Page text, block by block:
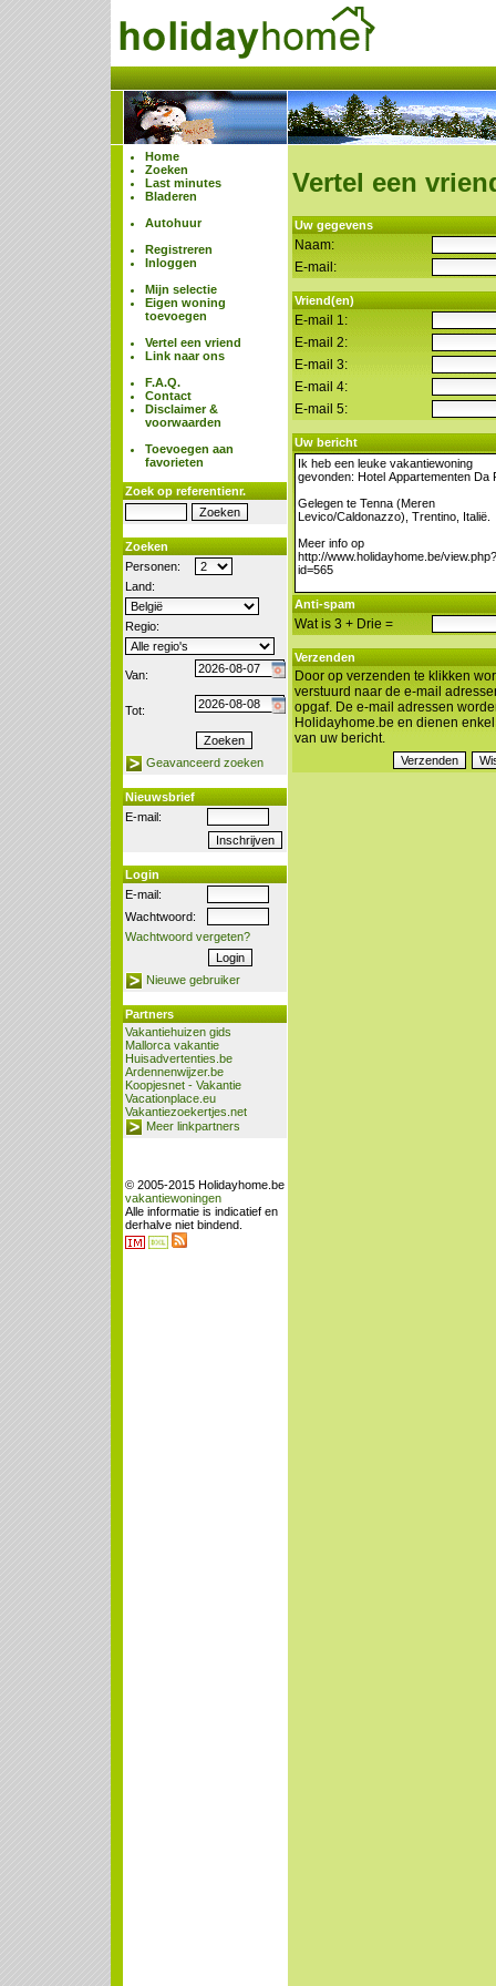
Home
Zoeken
Last minutes
Bladeren
Autohuur
Registreren
Inloggen
Mijn selectie
Eigen woning
toevoegen
Vertel een vriend
Link naar ons
F.A.Q.
Contact
Disclaimer &
voorwaarden
Toevoegen aan
favorieten
Zoek op referentienr.
Zoeken
Personen:
Land:
Regio:
Van:
Tot:
Geavanceerd zoeken
Nieuwsbrief
E-mail:
Login
E-mail:
Wachtwoord:
Wachtwoord vergeten?
Nieuwe gebruiker
Partners
Vakantiehuizen gids
Mallorca vakantie
Huisadvertenties.be
Ardennenwijzer.be
Koopjesnet - Vakantie
Vacationplace.eu
Vakantiezoekertjes.net
Meer linkpartners
© 2005-2015 Holidayhome.be
vakantiewoningen
Alle informatie is indicatief en
derhalve niet bindend.
Vertel een
Uw gegevens
Naam:
E-mail:
Vriend(en)
E-mail 1:
E-mail 2:
E-mail 3:
E-mail 4:
E-mail 5:
Uw bericht
Anti-spam
Wat is 3 + Drie =
Verzenden
Door op verzenden te klikken
verstuurd naar de e-mail
opgaf. De e-mail adressen
Holidayhome.be en dienen
van uw bericht.